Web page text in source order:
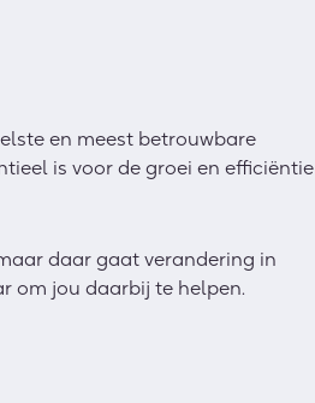
en meest betrouwbare
is voor de groei en efficiëntie
daar gaat verandering in
om jou daarbij te helpen.